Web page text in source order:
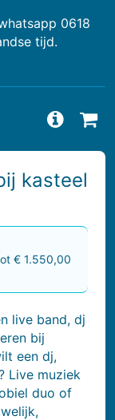
0618
tijd.
kasteel
€ 1.550,00
live band, dj
bij
een dj,
Live muziek
duo of